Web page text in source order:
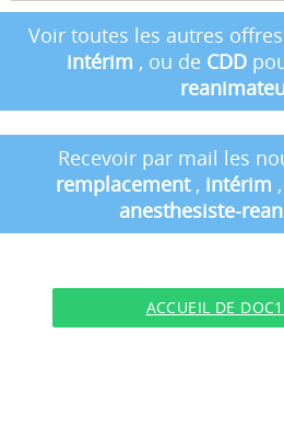
Voir toutes les autres
intérim , ou de CDD
Recevoir par mail les
remplacement , intérim
anesthesiste-
ACCUEIL DE